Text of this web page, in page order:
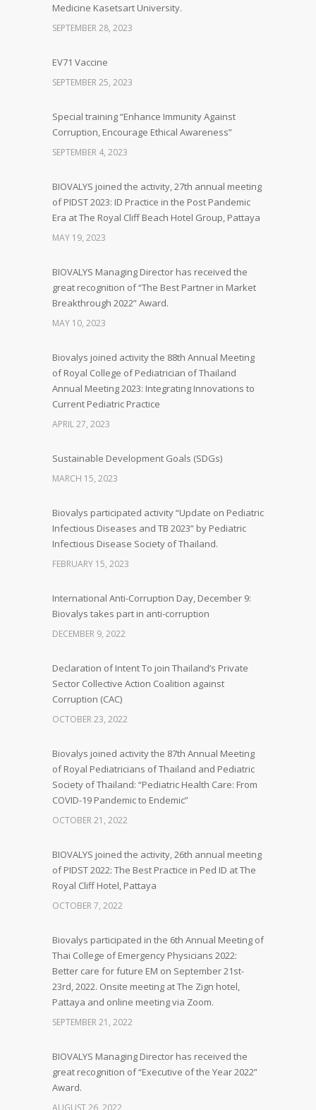
Medicine Kasetsart University.
SEPTEMBER 28, 2023
EV71 Vaccine
SEPTEMBER 25, 2023
Special training “Enhance Immunity Against
Corruption, Encourage Ethical Awareness”
SEPTEMBER 4, 2023
BIOVALYS joined the activity, 27th annual meeting
of PIDST 2023: ID Practice in the Post Pandemic
Era at The Royal Cliff Beach Hotel Group, Pattaya
MAY 19, 2023
BIOVALYS Managing Director has received the
great recognition of “The Best Partner in Market
Breakthrough 2022” Award.
MAY 10, 2023
Biovalys joined activity the 88th Annual Meeting
of Royal College of Pediatrician of Thailand
Annual Meeting 2023: Integrating Innovations to
Current Pediatric Practice
APRIL 27, 2023
Sustainable Development Goals (SDGs)
MARCH 15, 2023
Biovalys participated activity “Update on Pediatric
Infectious Diseases and TB 2023” by Pediatric
Infectious Disease Society of Thailand.
FEBRUARY 15, 2023
International Anti-Corruption Day, December 9:
Biovalys takes part in anti-corruption
DECEMBER 9, 2022
Declaration of Intent To join Thailand’s Private
Sector Collective Action Coalition against
Corruption (CAC)
OCTOBER 23, 2022
Biovalys joined activity the 87th Annual Meeting
of Royal Pediatricians of Thailand and Pediatric
Society of Thailand: “Pediatric Health Care: From
COVID-19 Pandemic to Endemic”
OCTOBER 21, 2022
BIOVALYS joined the activity, 26th annual meeting
of PIDST 2022: The Best Practice in Ped ID at The
Royal Cliff Hotel, Pattaya
OCTOBER 7, 2022
Biovalys participated in the 6th Annual Meeting of
Thai College of Emergency Physicians 2022:
Better care for future EM on September 21st-
23rd, 2022. Onsite meeting at The Zign hotel,
Pattaya and online meeting via Zoom.
SEPTEMBER 21, 2022
BIOVALYS Managing Director has received the
great recognition of “Executive of the Year 2022”
Award.